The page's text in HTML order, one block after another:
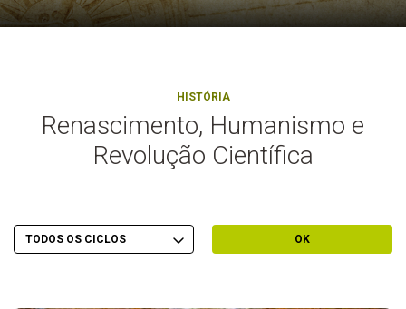
HISTÓRIA
Renascimento, Humanismo e
Revolução Científica
Filtrar por Ciclo
Escolher Ciclo OK